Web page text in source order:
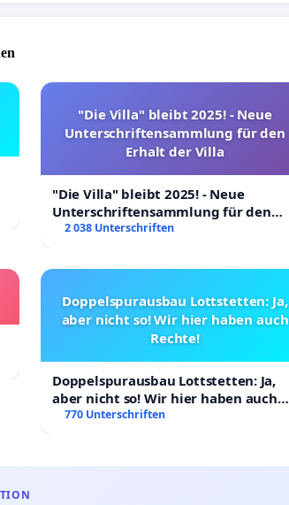
"Die Villa" bleibt 2025! - Neue
Unterschriftensammlung für den
Erhalt der Villa
"Die Villa" bleibt 2025! - Neue
Unterschriftensammlung für den
Erhalt der Villa
2 038 Unterschriften
Doppelspurausbau Lottstetten: Ja,
aber nicht so! Wir hier haben auch
Rechte!
Doppelspurausbau Lottstetten: Ja,
aber nicht so! Wir hier haben auch
Rechte!
770 Unterschriften